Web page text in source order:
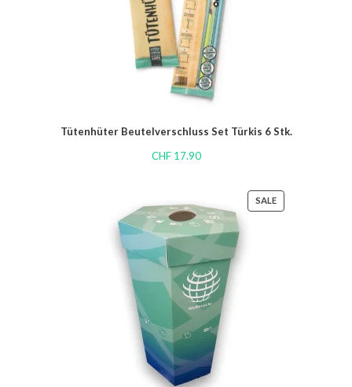
Tütenhüter Beutelverschluss Set Türkis 6 Stk.
CHF17.90
SALE